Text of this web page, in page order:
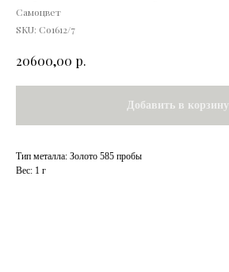
Самоцвет
SKU: Со1612/7
20600,00 р.
Добавить в корзину
Тип металла: Золото 585 пробы
Вес: 1 г